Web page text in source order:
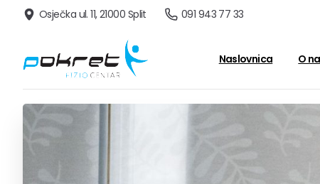
Osječka ul. 11, 21000 Split 091 943 77 33
Naslovnica O